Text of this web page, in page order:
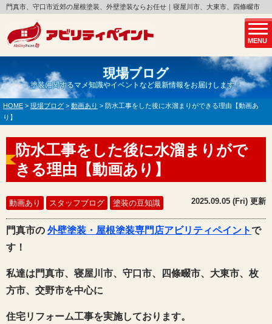
MENU
門真市、守口市近郊の屋根塗装、外壁塗装ならお任せ｜寝屋川市、大東市、四條畷市
現場ブログ
塗装に関するマメ知識やイベントなど最新情報をお届けします！
HOME > 現場ブログ > 動画あり > 防水工事をした後に水溜まりができる理由【動画あ
り】
防水工事をした後に水溜まりがで
きる理由【動画あり】
動画あり スタッフブログ 塗装の豆知識 2025.09.05 (Fri) 更新
門真市の 外壁塗装・屋根塗装専門店アビリティペイントで
す！
私達は門真市、寝屋川市、守口市、四條畷市、大東市、枚
方市、交野市を中心に
住宅リフォーム工事を実施しております。